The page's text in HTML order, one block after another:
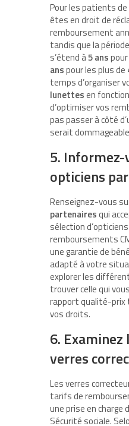
Pour les patients
êtes en droit de
remboursement
tandis que la
s’étend à5 ans
anspour les plus de
temps d’organiser
lunettesen
d’optimiser vos
pas passer à côté
serait
5. Informez-
opticiens
Renseignez-vous
partenairesqui
sélection
remboursements
une garantie de
adapté à votre
explorer les
trouver celle qui
rapport qualité-
vos droits.
6.
verres
Les verres
tarifs de
une prise en charge
Sécurité sociale.